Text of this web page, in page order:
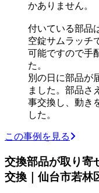
かありません。
付いている部品
空錠サムラッチ
可能ですので手
た。
別の日に部品が
ました。部品さ
事交換し、動き
した。
この事例を見る
交換部品が取り寄
交換｜仙台市若林